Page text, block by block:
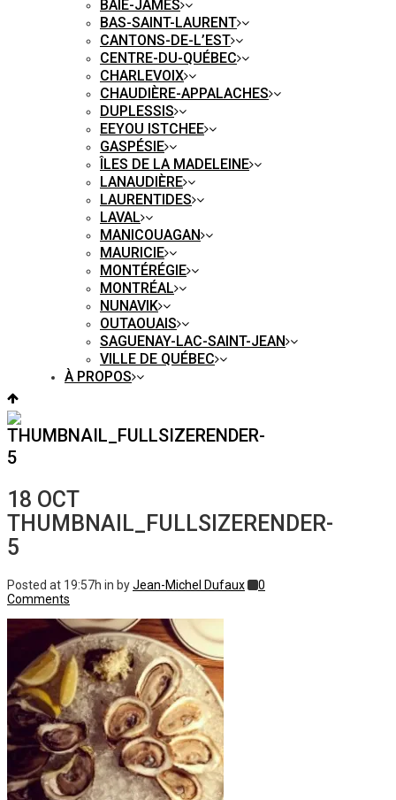
BAIE-JAMES
BAS-SAINT-LAURENT
CANTONS-DE-L’EST
CENTRE-DU-QUÉBEC
CHARLEVOIX
CHAUDIÈRE-APPALACHES
DUPLESSIS
EEYOU ISTCHEE
GASPÉSIE
ÎLES DE LA MADELEINE
LANAUDIÈRE
LAURENTIDES
LAVAL
MANICOUAGAN
MAURICIE
MONTÉRÉGIE
MONTRÉAL
NUNAVIK
OUTAOUAIS
SAGUENAY-LAC-SAINT-JEAN
VILLE DE QUÉBEC
À PROPOS
THUMBNAIL_FULLSIZERENDER-
5
18 OCT
THUMBNAIL_FULLSIZERENDER-
5
Posted at 19:57h in byJean-Michel Dufaux
0
Comments